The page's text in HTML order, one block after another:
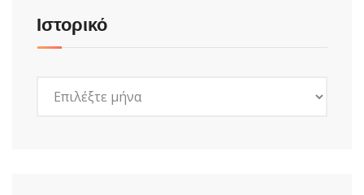
Ιστορικό